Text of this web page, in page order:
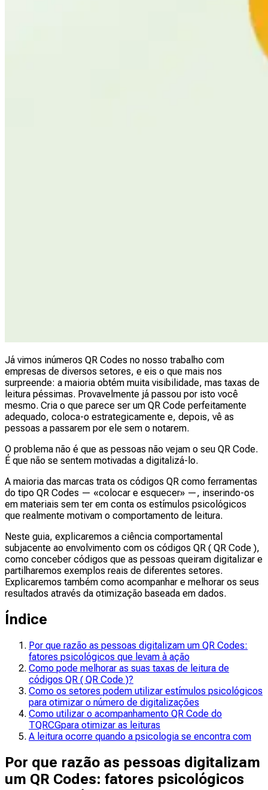
Já vimos inúmeros QR Codes no nosso trabalho com
empresas de diversos setores, e eis o que mais nos
surpreende: a maioria obtém muita visibilidade, mas taxas de
leitura péssimas. Provavelmente já passou por isto você
mesmo. Cria o que parece ser um QR Code perfeitamente
adequado, coloca-o estrategicamente e, depois, vê as
pessoas a passarem por ele sem o notarem.
O problema não é que as pessoas não vejam o seu QR Code.
É que não se sentem motivadas a digitalizá-lo.
A maioria das marcas trata os códigos QR como ferramentas
do tipo QR Codes — «colocar e esquecer» —, inserindo-os
em materiais sem ter em conta os estímulos psicológicos
que realmente motivam o comportamento de leitura.
Neste guia, explicaremos a ciência comportamental
subjacente ao envolvimento com os códigos QR ( QR Code ),
como conceber códigos que as pessoas queiram digitalizar e
partilharemos exemplos reais de diferentes setores.
Explicaremos também como acompanhar e melhorar os seus
resultados através da otimização baseada em dados.
Índice
Por que razão as pessoas digitalizam um QR Codes:
fatores psicológicos que levam à ação
Como pode melhorar as suas taxas de leitura de
códigos QR ( QR Code )?
Como os setores podem utilizar estímulos psicológicos
para otimizar o número de digitalizações
Como utilizar o acompanhamento QR Code do
TQRCGpara otimizar as leituras
A leitura ocorre quando a psicologia se encontra com
Por que razão as pessoas digitalizam
um QR Codes: fatores psicológicos